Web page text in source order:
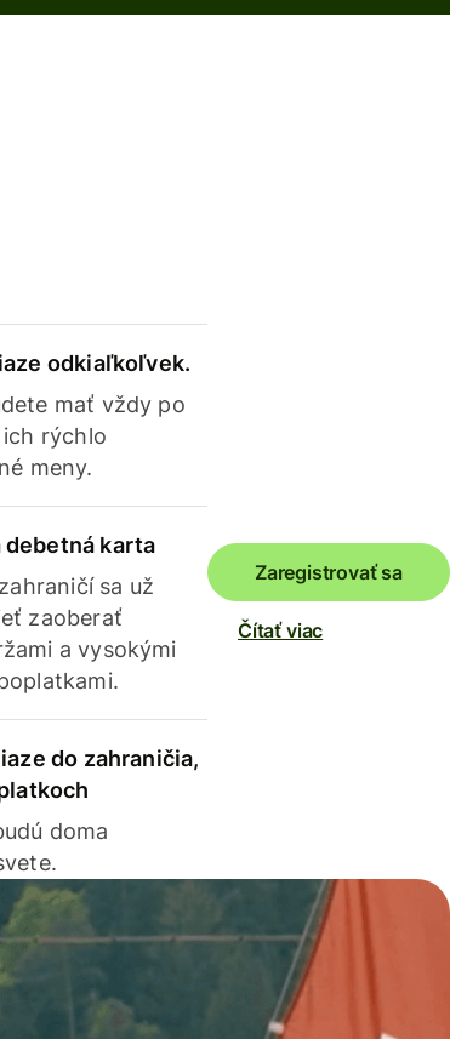
odkiaľkoľvek.
mať vždy po
rýchlo
meny.
debetná karta
sa už
zaoberať
a vysokými
do zahraničia,
doma
Zaregistrovať sa
Čítať viac